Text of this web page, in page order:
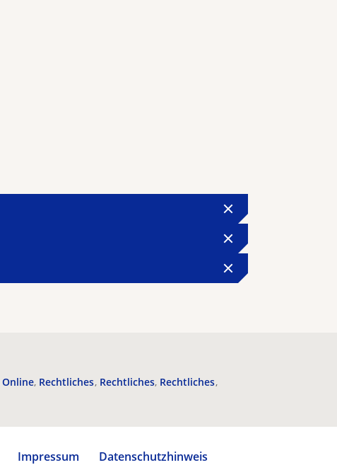
Online Rechtliches Rechtliches Rechtliches
Impressum
Datenschutzhinweis